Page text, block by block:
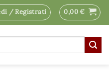
/ Registrati 0,00€